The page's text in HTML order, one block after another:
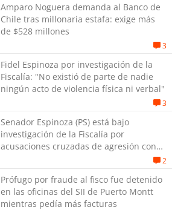
Amparo Noguera demanda al Banco de
Chile tras millonaria estafa: exige más
de $528 millones
3
Fidel Espinoza por investigación de la
Fiscalía: "No existió de parte de nadie
ningún acto de violencia física ni verbal"
3
Senador Espinoza (PS) está bajo
investigación de la Fiscalía por
acusaciones cruzadas de agresión con
2
Prófugo por fraude al fisco fue detenido
en las oficinas del SII de Puerto Montt
mientras pedía más facturas